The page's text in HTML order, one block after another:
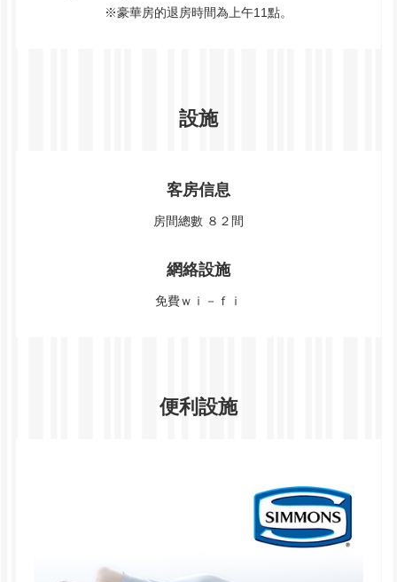
※豪華房的退房時間為上午11點。
設施
客房信息
房間總數 ８２間
網絡設施
免費ｗｉ－ｆｉ
便利設施